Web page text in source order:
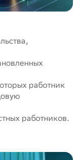
работник
работников.